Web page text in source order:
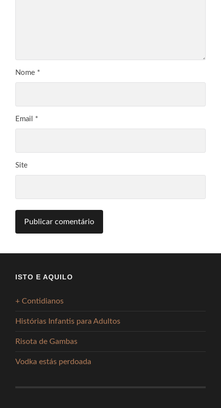
Nome *
Email *
Site
ISTO E AQUILO
+ Contidianos
Histórias Infantis para Adultos
Risota de Gambas
Vodka estás perdoada